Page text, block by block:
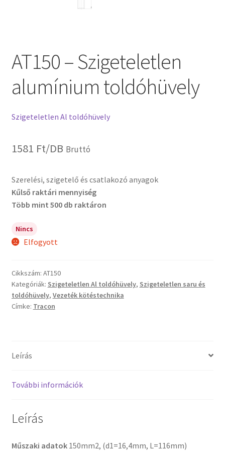
AT150 – Szigeteletlen
alumínium toldóhüvely
Szigeteletlen Al toldóhüvely
1581 Ft/DB Bruttó
Szerelési, szigetelő és csatlakozó anyagok
Kűlső raktári mennyiség
Több mint 500 db raktáron
Nincs
Elfogyott
Cikkszám: AT150
Kategóriák: Szigeteletlen Al toldóhüvely, Szigeteletlen saru és
toldóhüvely, Vezeték kötéstechnika
Címke: Tracon
Leírás
További információk
Leírás
Műszaki adatok 150mm2, (d1=16,4mm, L=116mm)